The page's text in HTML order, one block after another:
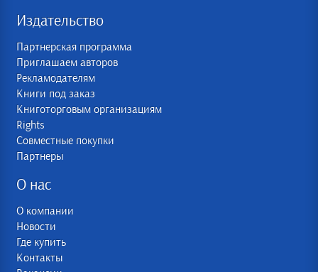
Издательство
Партнерская программа
Приглашаем авторов
Рекламодателям
Книги под заказ
Книготорговым организациям
Rights
Совместные покупки
Партнеры
О нас
О компании
Новости
Где купить
Контакты